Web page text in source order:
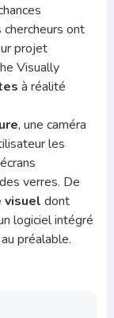
chercheurs ont
projet
Visually
à réalité
, une caméra
les
verres. De
visuel dont
logiciel intégré
préalable.